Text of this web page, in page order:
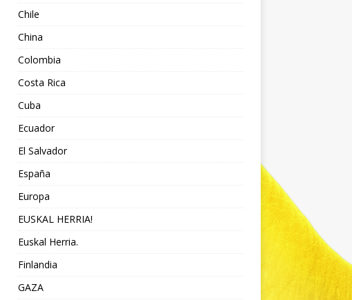
Chile
China
Colombia
Costa Rica
Cuba
Ecuador
El Salvador
España
Europa
EUSKAL HERRIA!
Euskal Herria.
Finlandia
GAZA